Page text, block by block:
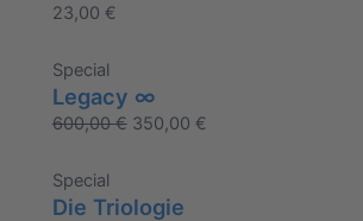
23,00 €
Special
Legacy ∞
600,00€ 350,00 €
Special
Die Triologie